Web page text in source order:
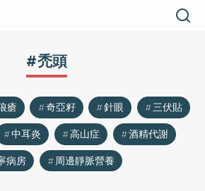
#禿頭
瘡 奇亞籽 針眼
三伏貼
中耳炎 高山症
酒精代謝
病房
周邊靜脈營養